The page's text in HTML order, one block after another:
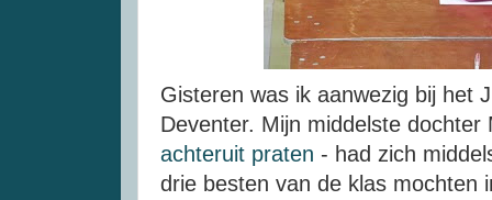
Gisteren was ik aanwezig bij het
Deventer. Mijn middelste
achteruit praten - had zich
drie besten van de klas mochten